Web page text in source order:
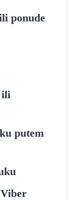
ponude
ili
putem
Viber